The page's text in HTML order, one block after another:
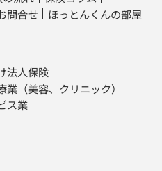
問合せ ほっとんくんの部屋
法人保険
業（美容、クリニック）
ス業